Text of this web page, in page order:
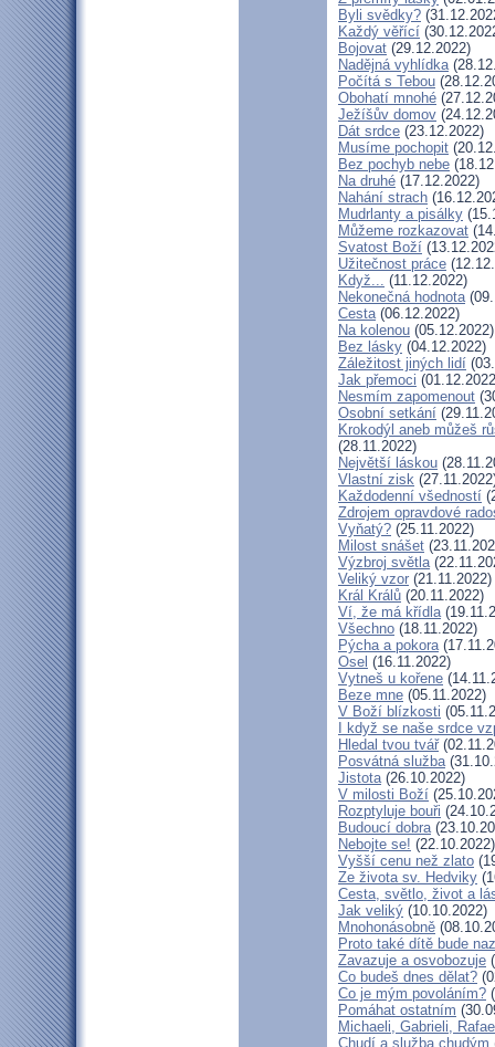
Byli svědky?
Každý věřící
Bojovat (29.12.2022)
Nadějná vyhlídka
Počítá s Tebou
Obohatí mnohé
Ježíšův domov
Dát srdce (23.12.2022)
Musíme pochopit
Bez pochyb nebe
Na druhé (17.12.2022)
Nahání strach
Mudrlanty a pisálky
Můžeme rozkazovat
Svatost Boží
Užitečnost práce
Když... (11.12.2022)
Nekonečná hodnota
Cesta(06.12.2022)
Na kolenou (05.12.2022)
Bez lásky (04.12.2022)
Záležitost jiných lidí
Jak přemoci
Nesmím zapomenout
Osobní setkání
Krokodýl aneb můžeš
(28.11.2022)
Největší láskou
Vlastní zisk
Každodenní všedností
Zdrojem opravdové
Vyňatý? (25.11.2022)
Milost snášet
Výzbroj světla
Veliký vzor (21.11.2022)
Král Králů (20.11.2022)
Ví, že má křídla
Všechno (18.11.2022)
Pýcha a pokora
Osel (16.11.2022)
Vytneš u kořene
Beze mne (05.11.2022)
V Boží blízkosti
I když se naše srdce
Hledal tvou tvář
Posvátná služba
Jistota(26.10.2022)
V milosti Boží
Rozptyluje bouři
Budoucí dobra
Nebojte se! (22.10.2022)
Vyšší cenu než zlato
Ze života sv. Hedviky
Cesta, světlo, život a
Jak veliký (10.10.2022)
Mnohonásobně
Proto také dítě bude
Zavazuje a osvobozuje
Co budeš dnes dělat?
Co je mým povoláním?
Pomáhat ostatním
Michaeli, Gabrieli,
Chudí a služba chudým